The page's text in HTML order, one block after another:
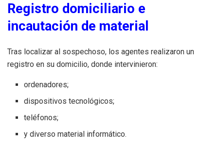
Registro domiciliario e
incautación de material
Tras localizar al sospechoso, los agentes realizaron un
registro en su domicilio, donde intervinieron:
ordenadores;
dispositivos tecnológicos;
teléfonos;
y diverso material informático.